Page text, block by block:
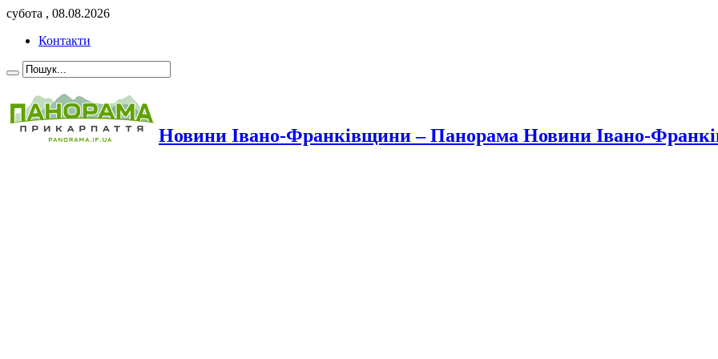
субота , 08.08.2026
Контакти
Новини Івано-Франківщини – Панорама Новини Івано-